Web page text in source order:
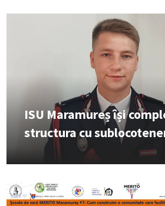
ISU Maramureș își
structura cu